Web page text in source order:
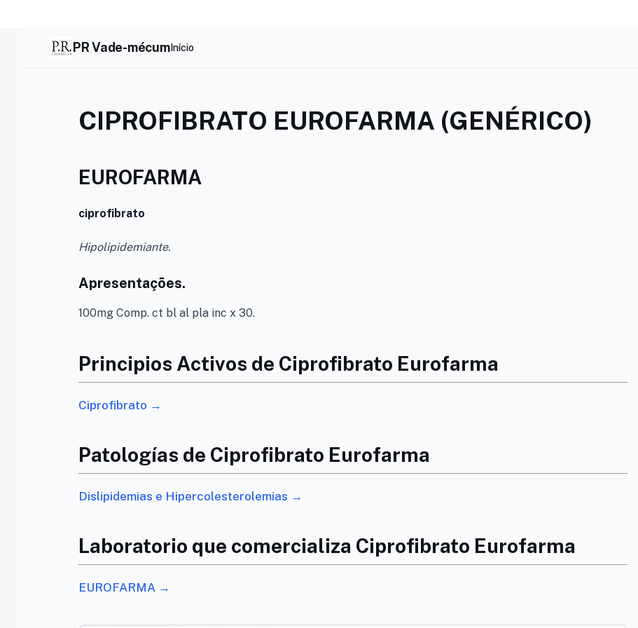
PR Vade-mécumInício
CIPROFIBRATO EUROFARMA (GENÉRICO)
EUROFARMA
ciprofibrato
Hipolipidemiante.
Apresentações.
100mg Comp. ct bl al pla inc x 30.
Principios Activos de Ciprofibrato Eurofarma
Ciprofibrato →
Patologías de Ciprofibrato Eurofarma
Dislipidemias e Hipercolesterolemias →
Laboratorio que comercializa Ciprofibrato Eurofarma
EUROFARMA →